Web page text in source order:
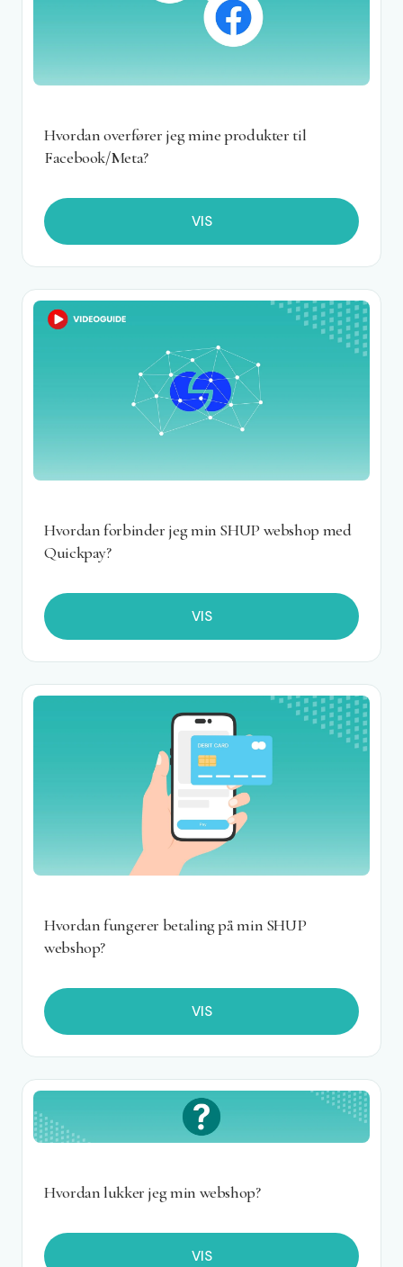
Hvordan overfører jeg mine produkter til
Facebook/Meta?
VIS
Hvordan forbinder jeg min SHUP webshop med
Quickpay?
VIS
Hvordan fungerer betaling på min SHUP
webshop?
VIS
Hvordan lukker jeg min webshop?
VIS